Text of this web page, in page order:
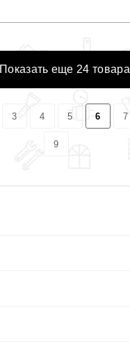
Показать еще 24 товара
3 4 5 6 7
9